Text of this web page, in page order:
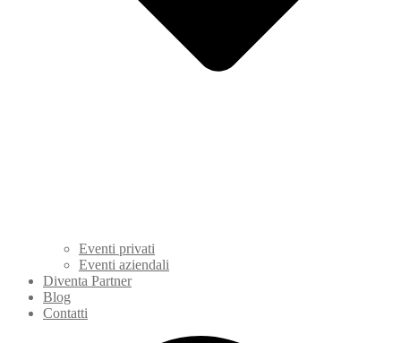
Eventi privati
Eventi aziendali
Diventa Partner
Blog
Contatti